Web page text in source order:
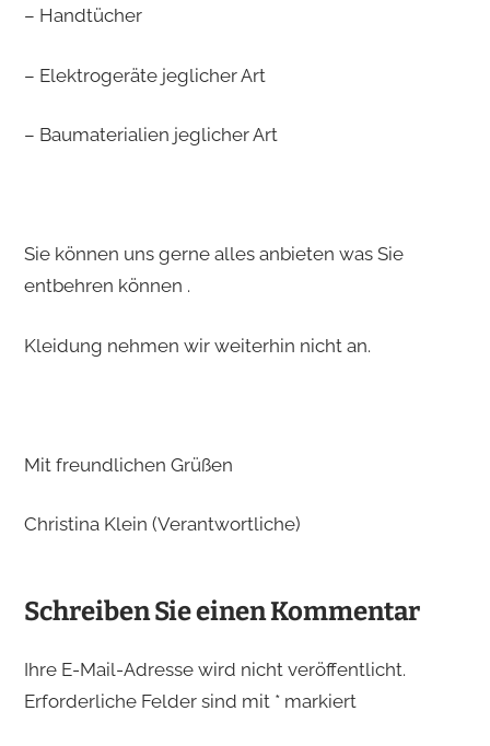
– Handtücher
– Elektrogeräte jeglicher Art
– Baumaterialien jeglicher Art
Sie können uns gerne alles anbieten was Sie
entbehren können .
Kleidung nehmen wir weiterhin nicht an.
Mit freundlichen Grüßen
Christina Klein (Verantwortliche)
Schreiben Sie einen Kommentar
Ihre E-Mail-Adresse wird nicht veröffentlicht.
Erforderliche Felder sind mit *markiert